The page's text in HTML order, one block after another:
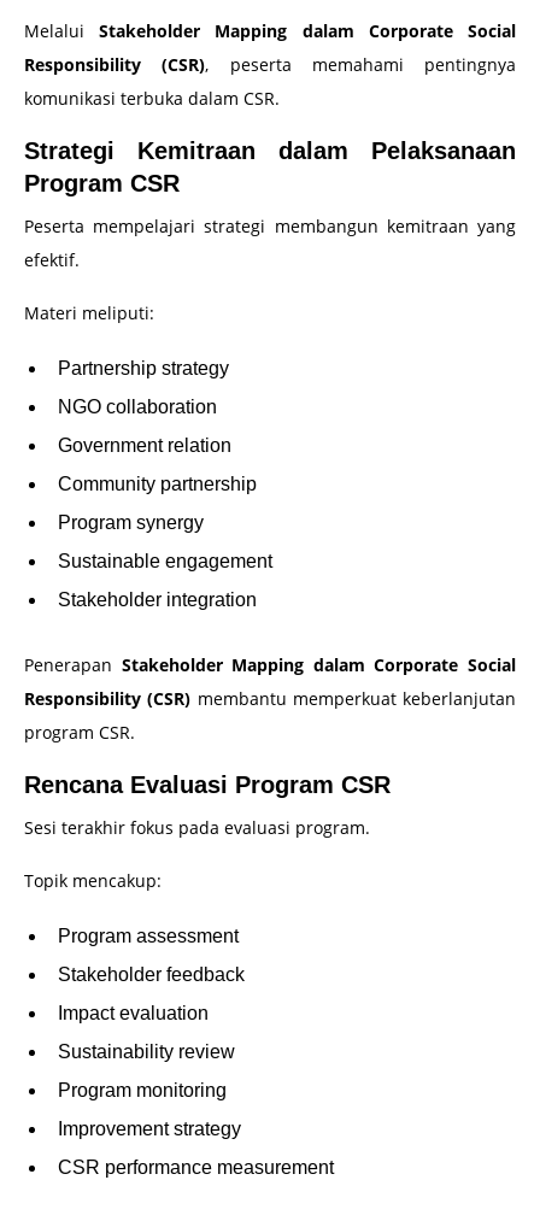
MelaluiStakeholder Mapping dalam Corporate Social
Responsibility (CSR), peserta memahami pentingnya
komunikasi terbuka dalam CSR.
Strategi Kemitraan dalam Pelaksanaan
Program CSR
Peserta mempelajari strategi membangun kemitraan yang
efektif.
Materi meliputi:
Partnership strategy
NGO collaboration
Government relation
Community partnership
Program synergy
Sustainable engagement
Stakeholder integration
Penerapan Stakeholder Mapping dalam Corporate Social
Responsibility (CSR) membantu memperkuat keberlanjutan
program CSR.
Rencana Evaluasi Program CSR
Sesi terakhir fokus pada evaluasi program.
Topik mencakup:
Program assessment
Stakeholder feedback
Impact evaluation
Sustainability review
Program monitoring
Improvement strategy
CSR performance measurement